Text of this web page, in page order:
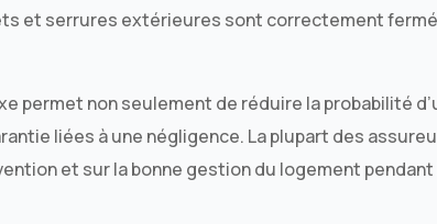
et serrures extérieures sont correctement
permet non seulement de réduire la probabilité
liées à une négligence. La plupart des
et sur la bonne gestion du logement pendant